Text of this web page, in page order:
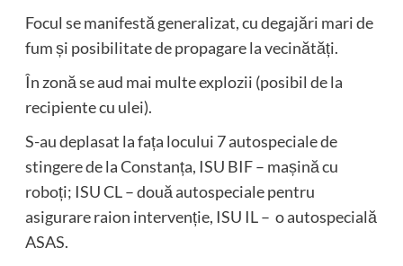
Focul se manifestă generalizat, cu degajări mari de
fum și posibilitate de propagare la vecinătăți.
În zonă se aud mai multe explozii (posibil de la
recipiente cu ulei).
S-au deplasat la fața locului 7 autospeciale de
stingere de la Constanța, ISU BIF – mașină cu
roboți; ISU CL – două autospeciale pentru
asigurare raion intervenție, ISU IL – o autospecială
ASAS.